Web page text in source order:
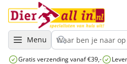
Menu
Gratis verzending vanaf €39,-